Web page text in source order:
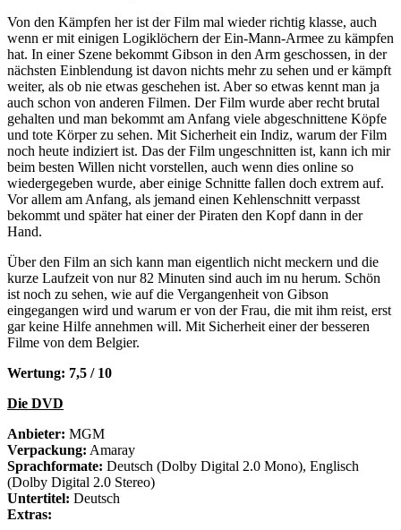
Von den Kämpfen her ist der Film mal wieder richtig klasse, auch
wenn er mit einigen Logiklöchern der Ein-Mann-Armee zu kämpfen
hat. In einer Szene bekommt Gibson in den Arm geschossen, in der
nächsten Einblendung ist davon nichts mehr zu sehen und er kämpft
weiter, als ob nie etwas geschehen ist. Aber so etwas kennt man ja
auch schon von anderen Filmen. Der Film wurde aber recht brutal
gehalten und man bekommt am Anfang viele abgeschnittene Köpfe
und tote Körper zu sehen. Mit Sicherheit ein Indiz, warum der Film
noch heute indiziert ist. Das der Film ungeschnitten ist, kann ich mir
beim besten Willen nicht vorstellen, auch wenn dies online so
wiedergegeben wurde, aber einige Schnitte fallen doch extrem auf.
Vor allem am Anfang, als jemand einen Kehlenschnitt verpasst
bekommt und später hat einer der Piraten den Kopf dann in der
Hand.
Über den Film an sich kann man eigentlich nicht meckern und die
kurze Laufzeit von nur 82 Minuten sind auch im nu herum. Schön
ist noch zu sehen, wie auf die Vergangenheit von Gibson
eingegangen wird und warum er von der Frau, die mit ihm reist, erst
gar keine Hilfe annehmen will. Mit Sicherheit einer der besseren
Filme von dem Belgier.
Wertung: 7,5 / 10
Die DVD
Anbieter: MGM
Verpackung: Amaray
Sprachformate: Deutsch (Dolby Digital 2.0 Mono), Englisch
(Dolby Digital 2.0 Stereo)
Untertitel: Deutsch
Extras: